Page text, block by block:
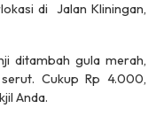
di Jalan Kliningan,
ditambah gula merah,
Cukup Rp 4.000,
Anda.